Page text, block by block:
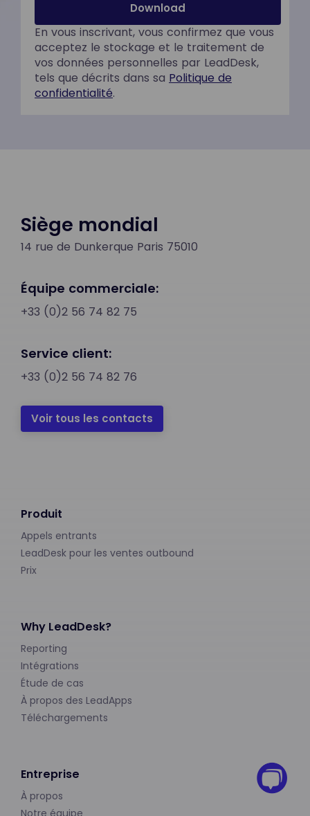
En vous inscrivant, vous confirmez que vous
acceptez le stockage et le traitement de
vos données personnelles par LeadDesk,
tels que décrits dans sa Politique de
confidentialité.
Siège mondial
14 rue de Dunkerque Paris 75010
Équipe commerciale:
+33 (0)2 56 74 82 75
Service client:
+33 (0)2 56 74 82 76
Voir tous les contacts
Produit
Appels entrants
LeadDesk pour les ventes outbound
Prix
Why LeadDesk?
Reporting
Intégrations
Étude de cas
À propos des LeadApps
Téléchargements
Entreprise
À propos
Notre équipe